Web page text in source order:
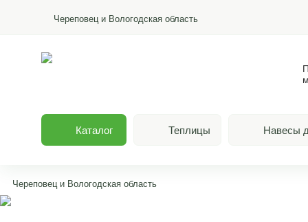
Череповец и Вологодская область
Каталог Теплицы Навесы
Череповец и Вологодская область